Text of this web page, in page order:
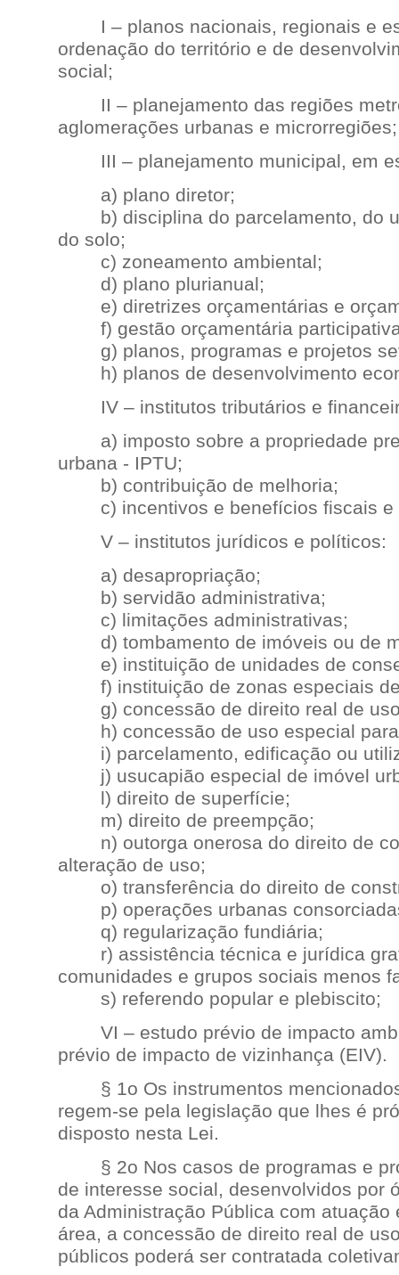
I – planos nacionais, regionais e
ordenação do território e de
social;
II – planejamento das regiões
aglomerações urbanas e microrregiões;
III – planejamento municipal, em
a) plano diretor;
b) disciplina do parcelamento, do
do solo;
c) zoneamento ambiental;
d) plano plurianual;
e) diretrizes orçamentárias e
f) gestão orçamentária
g) planos, programas e projetos
h) planos de desenvolvimento
IV – institutos tributários e
a) imposto sobre a propriedade
urbana - IPTU;
b) contribuição de melhoria;
c) incentivos e benefícios fiscais e
V – institutos jurídicos e políticos:
a) desapropriação;
b) servidão administrativa;
c) limitações administrativas;
d) tombamento de imóveis ou de
e) instituição de unidades de
f) instituição de zonas especiais de
g) concessão de direito real de
h) concessão de uso especial para
i) parcelamento, edificação ou
j) usucapião especial de imóvel
l) direito de superfície;
m) direito de preempção;
n) outorga onerosa do direito de
alteração de uso;
o) transferência do direito de
p) operações urbanas
q) regularização fundiária;
r) assistência técnica e jurídica
comunidades e grupos sociais menos
s) referendo popular e plebiscito;
VI – estudo prévio de impacto
prévio de impacto de vizinhança (EIV).
§ 1o Os instrumentos
regem-se pela legislação que lhes é
disposto nesta Lei.
§ 2o Nos casos de programas e
de interesse social, desenvolvidos por
da Administração Pública com atuação
área, a concessão de direito real de
públicos poderá ser contratada